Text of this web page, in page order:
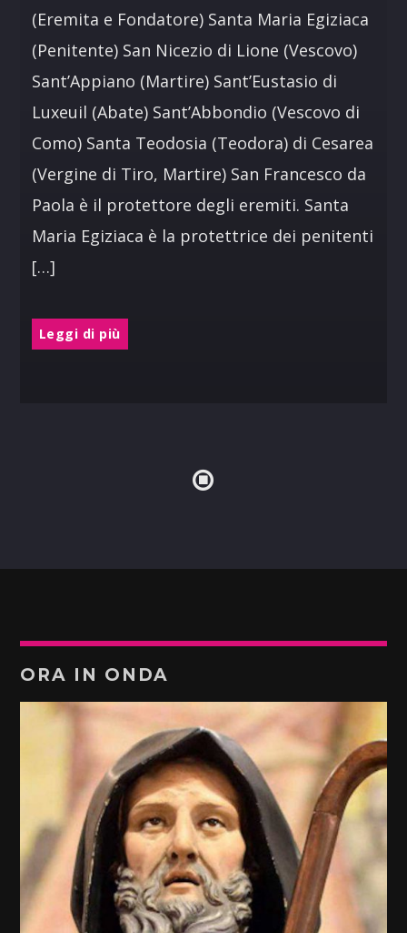
(Eremita e Fondatore) Santa Maria Egiziaca
(Penitente) San Nicezio di Lione (Vescovo)
Sant’Appiano (Martire) Sant’Eustasio di
Luxeuil (Abate) Sant’Abbondio (Vescovo di
Como) Santa Teodosia (Teodora) di Cesarea
(Vergine di Tiro, Martire) San Francesco da
Paola è il protettore degli eremiti. Santa
Maria Egiziaca è la protettrice dei penitenti
[…]
Leggi di più
ORA IN ONDA